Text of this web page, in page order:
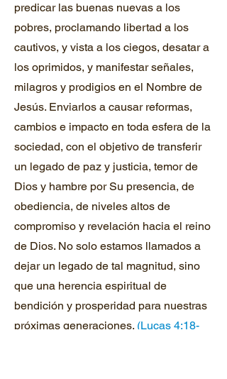
predicar las buenas nuevas a los
pobres, proclamando libertad a los
cautivos, y vista a los ciegos, desatar a
los oprimidos, y manifestar señales,
milagros y prodigios en el Nombre de
Jesús. Enviarlos a causar reformas,
cambios e impacto en toda esfera de la
sociedad, con el objetivo de transferir
un legado de paz y justicia, temor de
Dios y hambre por Su presencia, de
obediencia, de niveles altos de
compromiso y revelación hacia el reino
de Dios. No solo estamos llamados a
dejar un legado de tal magnitud, sino
que una herencia espiritual de
bendición y prosperidad para nuestras
próximas generaciones. (Lucas 4:18-